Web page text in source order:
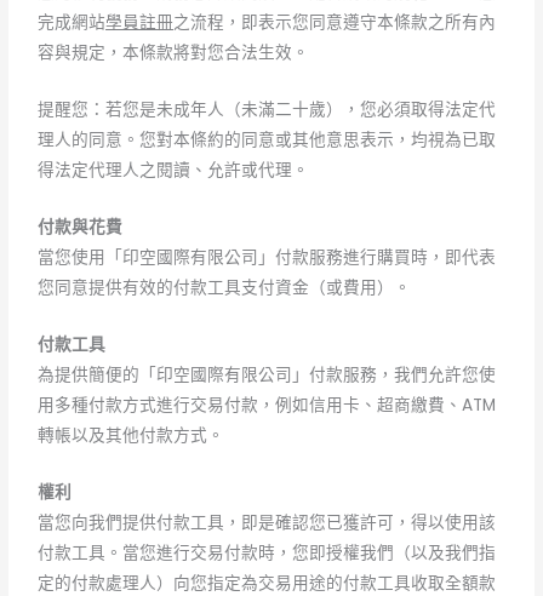
完成網站學員註冊之流程，即表示您同意遵守本條款之所有內
容與規定，本條款將對您合法生效。
提醒您：若您是未成年人（未滿二十歲），您必須取得法定代
理人的同意。您對本條約的同意或其他意思表示，均視為已取
得法定代理人之閱讀、允許或代理。
付款與花費
當您使用「印空國際有限公司」付款服務進行購買時，即代表
您同意提供有效的付款工具支付資金（或費用）。
付款工具
為提供簡便的「印空國際有限公司」付款服務，我們允許您使
用多種付款方式進行交易付款，例如信用卡、超商繳費、ATM
轉帳以及其他付款方式。
權利
當您向我們提供付款工具，即是確認您已獲許可，得以使用該
付款工具。當您進行交易付款時，您即授權我們（以及我們指
定的付款處理人）向您指定為交易用途的付款工具收取全額款